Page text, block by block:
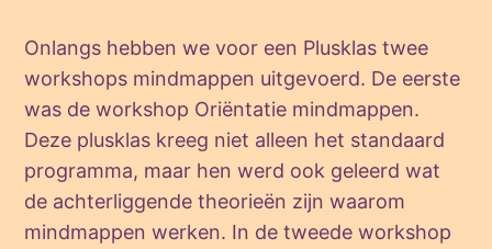
Onlangs hebben we voor een Plusklas twee
workshops mindmappen uitgevoerd. De eerste
was de workshop Oriëntatie mindmappen.
Deze plusklas kreeg niet alleen het standaard
programma, maar hen werd ook geleerd wat
de achterliggende theorieën zijn waarom
mindmappen werken. In de tweede workshop